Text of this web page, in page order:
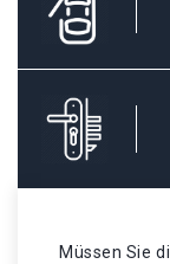
Müssen Sie